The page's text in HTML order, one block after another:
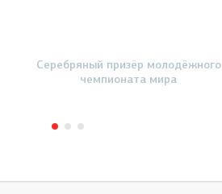
Серебряный призёр молодёжного
чемпионата мира